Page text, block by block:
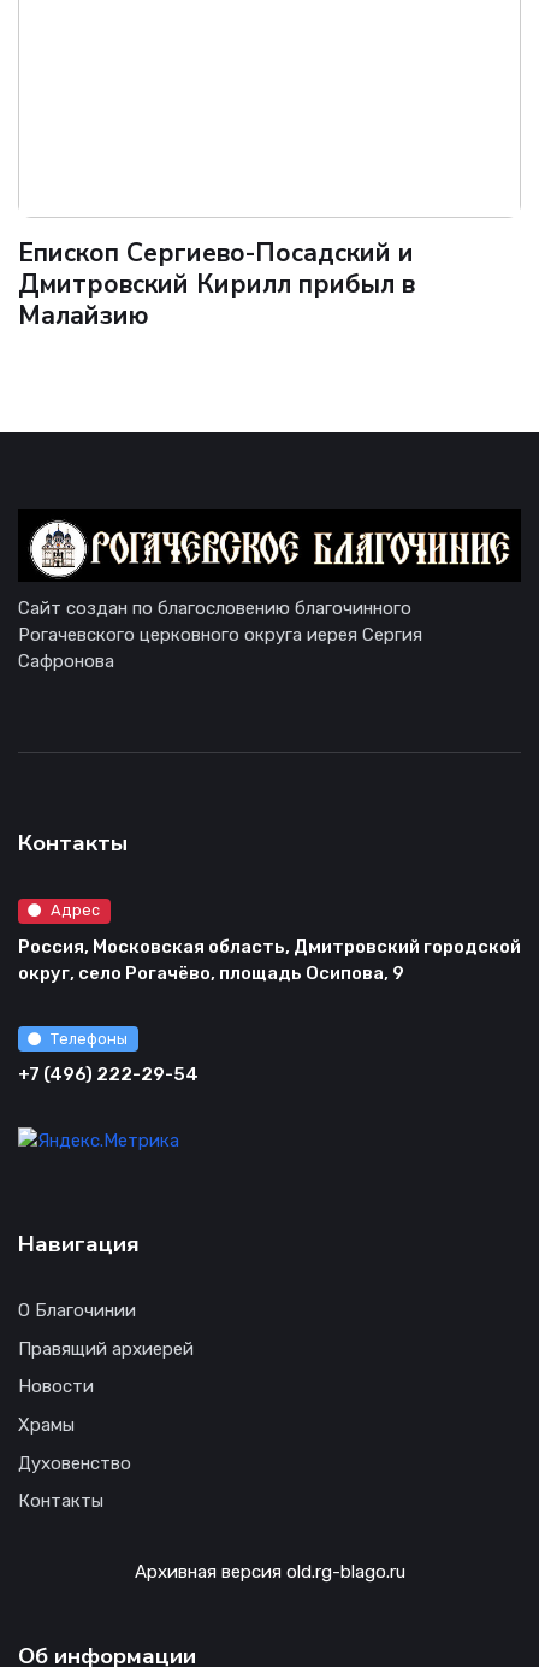
Епископ Сергиево-Посадский и
Дмитровский Кирилл прибыл в
Малайзию
Сайт создан по благословению благочинного
Рогачевского церковного округа иерея Сергия
Сафронова
Контакты
Адрес
Россия, Московская область, Дмитровский городской
округ, село Рогачёво, площадь Осипова, 9
Телефоны
+7 (496) 222-29-54
Навигация
О Благочинии
Правящий архиерей
Новости
Храмы
Духовенство
Контакты
Архивная версия old.rg-blago.ru
Об информации